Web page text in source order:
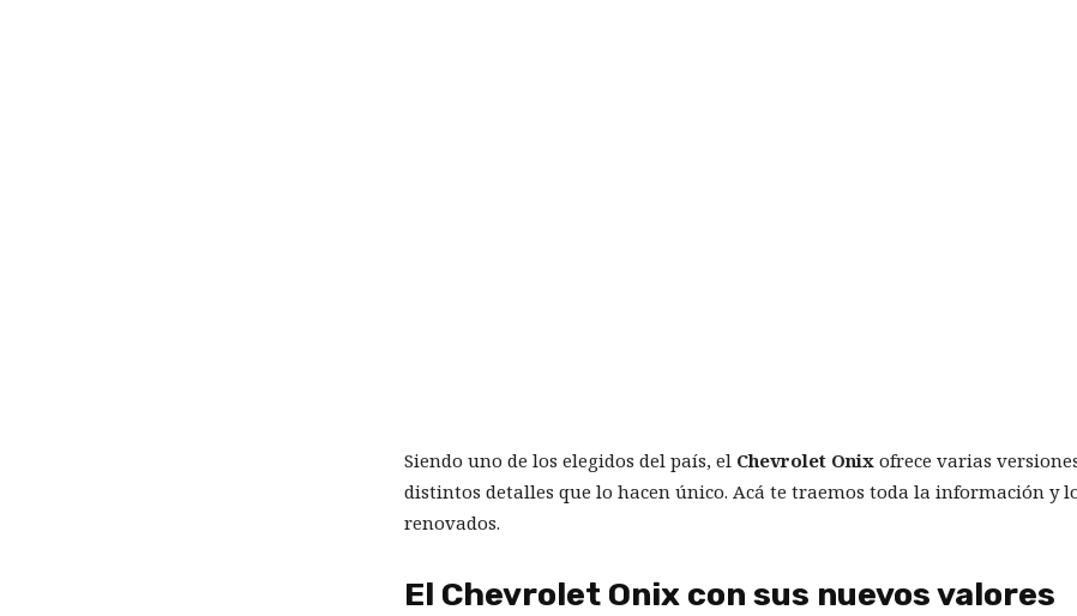
Siendo uno de los elegidos del país, el Chevrolet Onix ofrece varias
distintos detalles que lo hacen único. Acá te traemos toda la información y
renovados.
El Chevrolet Onix con sus nuevos valores